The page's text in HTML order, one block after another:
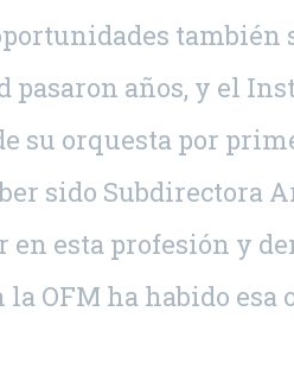
pasaron años, y el
su orquesta por
sido Subdirectora
en esta profesión y
la OFM ha habido esa